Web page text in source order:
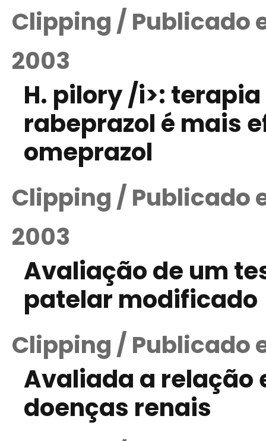
Clipping / Publicado
2003
H. pilory /i>:
rabeprazol é mais
omeprazol
Clipping / Publicado
2003
Avaliação de um
patelar modificado
Clipping / Publicado
Avaliada a relação
doenças renais